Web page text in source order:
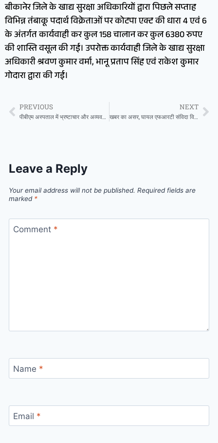
बीकानेर जिले के खाद्य सुरक्षा अधिकारियों द्वारा पिछले सप्ताह
विभिन्न तंबाकू पदार्थ विक्रेताओं पर कोटपा एक्ट की धारा 4 एवं 6
के अंतर्गत कार्यवाही कर कुल 158 चालान कर कुल 6380 रुपए
की शास्ति वसूल की गई। उपरोक्त कार्यवाही जिले के खाद्य सुरक्षा
अधिकारी श्रवण कुमार वर्मा, भानू प्रताप सिंह एवं राकेश कुमार
गोदारा द्वारा की गई।
PREVIOUS
पीबीएम अस्पताल में भ्रष्टाचार और अव्यवस्थाओं के खिलाफ कांग्रेस का विरोध प्रदर्शन , दवा चोरी से लेकर फर्जी भुगतान तक के आरोप,पुलिस से धक्का -मुक्की ,फाड़ा ज्ञापन
NEXT
खबर का असर, घायल एफआरटी संविदा विद्युत कर्मी प्रकरण: भाजपा नेता लक्ष्मण के प्रयास लाए रंग, ठेकेदार फार्म ने मानी अधिकांश मांगे
Leave a Reply
Your email address will not be published. Required fields are
marked *
Comment *
Name *
Email *